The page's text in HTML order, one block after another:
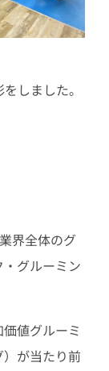
しました。
界全体のグ
グルーミン
値グルーミ
が当たり前